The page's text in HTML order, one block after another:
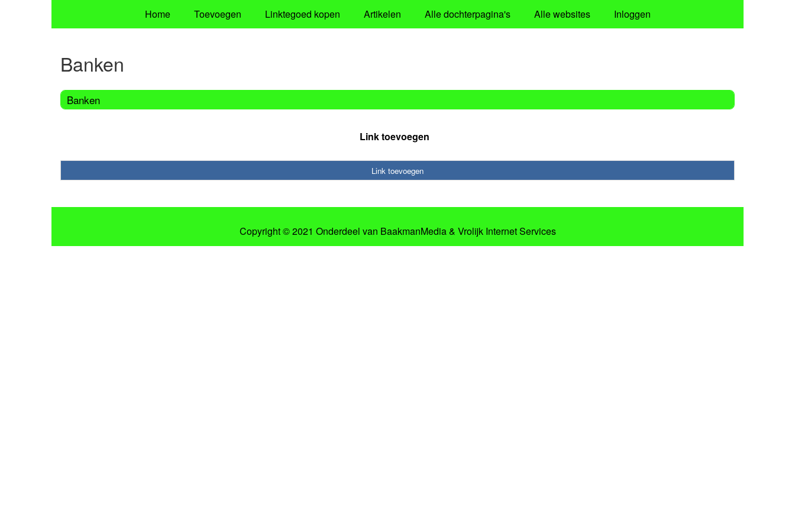
Home Toevoegen Linktegoed kopen Artikelen Alle dochterpagina's Alle websites Inloggen
Banken
Banken
Link toevoegen
Link toevoegen
Copyright © 2021 Onderdeel van BaakmanMedia& Vrolijk Internet Services